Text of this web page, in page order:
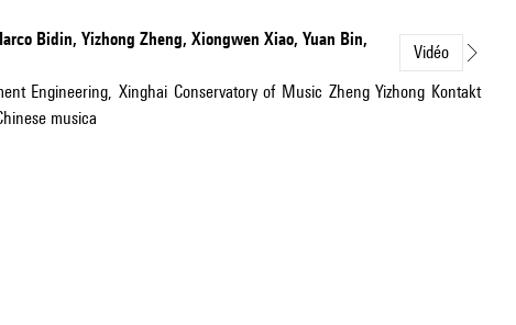
Bidin, Yizhong Zheng, Xiongwen Xiao, Yuan Bin,
Vidéo
Engineering, Xinghai Conservatory of Music Zheng Yizhong Kontakt
musica